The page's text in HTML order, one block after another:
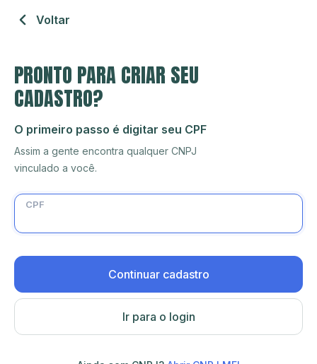
Voltar
PRONTO PARA CRIAR SEU
CADASTRO?
O primeiro passo é digitar seu CPF
Assim a gente encontra qualquer CNPJ
vinculado a você.
CPF
Continuar cadastro
Ir para o login